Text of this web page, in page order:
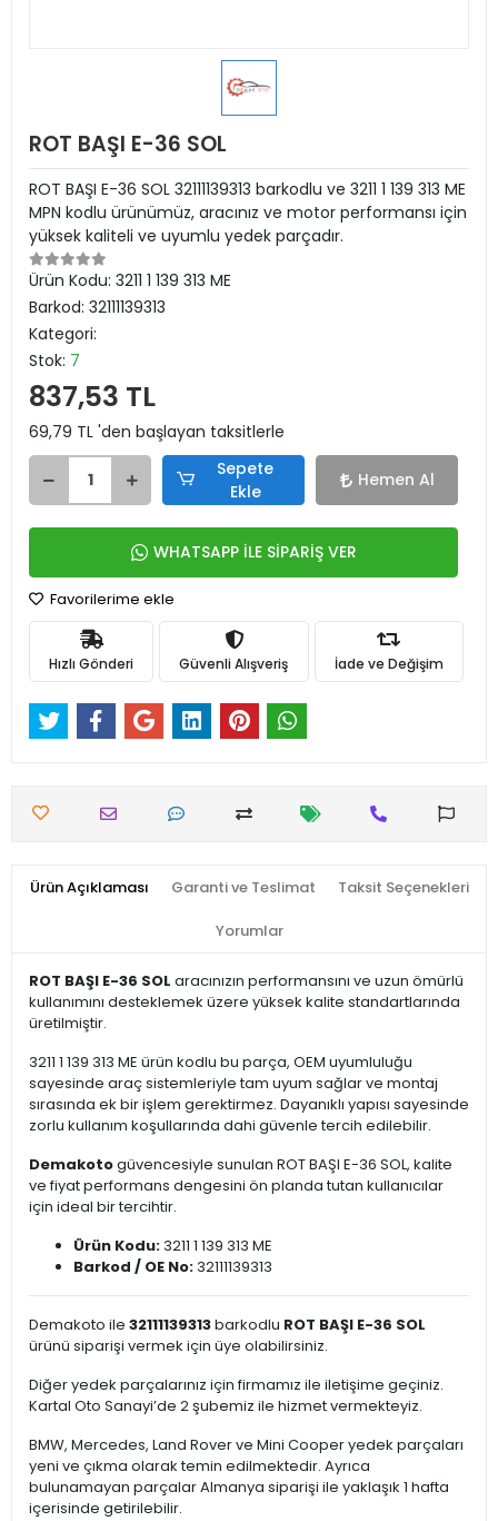
ROT BAŞI E-36 SOL
ROT BAŞI E-36 SOL 32111139313 barkodlu ve 3211 1 139 313 ME
MPN kodlu ürünümüz, aracınız ve motor performansı için
yüksek kaliteli ve uyumlu yedek parçadır.
Ürün Kodu: 3211 1 139 313 ME
Barkod: 32111139313
Kategori:
Stok: 7
837,53 TL
69,79 TL 'den başlayan taksitlerle
Sepete
Ekle
Hemen Al
WHATSAPP İLE SİPARİŞ VER
Favorilerime ekle
Hızlı Gönderi Güvenli Alışveriş İade ve Değişim
Ürün Açıklaması Garanti ve Teslimat Taksit Seçenekleri
Yorumlar
ROT BAŞI E-36 SOL aracınızın performansını ve uzun ömürlü
kullanımını desteklemek üzere yüksek kalite standartlarında
üretilmiştir.
3211 1 139 313 ME ürün kodlu bu parça, OEM uyumluluğu
sayesinde araç sistemleriyle tam uyum sağlar ve montaj
sırasında ek bir işlem gerektirmez. Dayanıklı yapısı sayesinde
zorlu kullanım koşullarında dahi güvenle tercih edilebilir.
Demakotogüvencesiyle sunulan ROT BAŞI E-36 SOL, kalite
ve fiyat performans dengesini ön planda tutan kullanıcılar
için ideal bir tercihtir.
Ürün Kodu:3211 1 139 313 ME
Barkod / OE No:32111139313
Demakoto ile 32111139313barkodlu ROT BAŞI E-36 SOL
ürünü siparişi vermek için üye olabilirsiniz.
Diğer yedek parçalarınız için firmamız ile iletişime geçiniz.
Kartal Oto Sanayi’de 2 şubemiz ile hizmet vermekteyiz.
BMW, Mercedes, Land Rover ve Mini Cooper yedek parçaları
yeni ve çıkma olarak temin edilmektedir. Ayrıca
bulunamayan parçalar Almanya siparişi ile yaklaşık 1 hafta
içerisinde getirilebilir.